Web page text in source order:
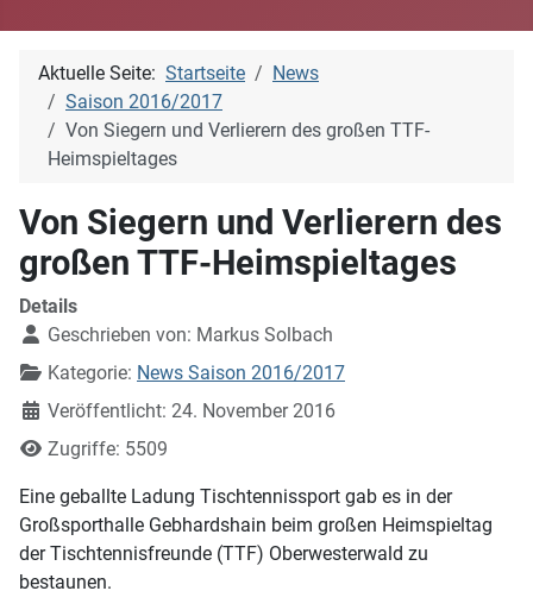
Aktuelle Seite: Startseite
News
Saison 2016/2017
Von Siegern und Verlierern des großen TTF-
Heimspieltages
Von Siegern und Verlierern des
großen TTF-Heimspieltages
Details
Geschrieben von: Markus Solbach
Kategorie: News Saison 2016/2017
Veröffentlicht: 24. November 2016
Zugriffe: 5509
Eine geballte Ladung Tischtennissport gab es in der
Großsporthalle Gebhardshain beim großen Heimspieltag
der Tischtennisfreunde (TTF) Oberwesterwald zu
bestaunen.